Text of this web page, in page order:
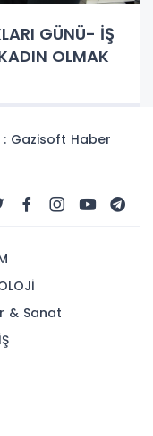
GÜNÜ- İŞ
OLMAK
: Gazisoft Haber
& Sanat